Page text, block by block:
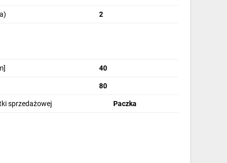
2
40
80
sprzedażowej Paczka